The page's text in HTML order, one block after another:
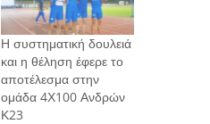
Η συστηματική δουλειά
και η θέληση έφερε το
αποτέλεσμα στην
ομάδα 4Χ100 Ανδρών
Κ23